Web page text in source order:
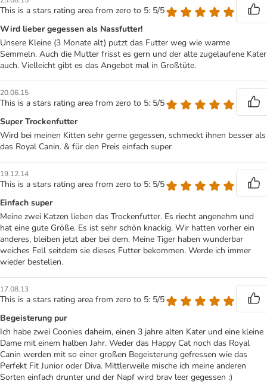
This is a stars rating area from zero to 5: 5/5
Wird lieber gegessen als Nassfutter!
Unsere Kleine (3 Monate alt) putzt das Futter weg wie warme
Semmeln. Auch die Mutter frisst es gern und der alte zugelaufene Kater
auch. Vielleicht gibt es das Angebot mal in Großtüte.
20.06.15
This is a stars rating area from zero to 5: 5/5
Super Trockenfutter
Wird bei meinen Kitten sehr gerne gegessen, schmeckt ihnen besser als
das Royal Canin. & für den Preis einfach super
19.12.14
This is a stars rating area from zero to 5: 5/5
Einfach super
Meine zwei Katzen lieben das Trockenfutter. Es riecht angenehm und
hat eine gute Größe. Es ist sehr schön knackig. Wir hatten vorher ein
anderes, bleiben jetzt aber bei dem. Meine Tiger haben wunderbar
weiches Fell seitdem sie dieses Futter bekommen. Werde ich immer
wieder bestellen.
17.08.13
This is a stars rating area from zero to 5: 5/5
Begeisterung pur
Ich habe zwei Coonies daheim, einen 3 jahre alten Kater und eine kleine
Dame mit einem halben Jahr. Weder das Happy Cat noch das Royal
Canin werden mit so einer großen Begeisterung gefressen wie das
Perfekt Fit Junior oder Diva. Mittlerweile mische ich meine anderen
Sorten einfach drunter und der Napf wird brav leer gegessen :)